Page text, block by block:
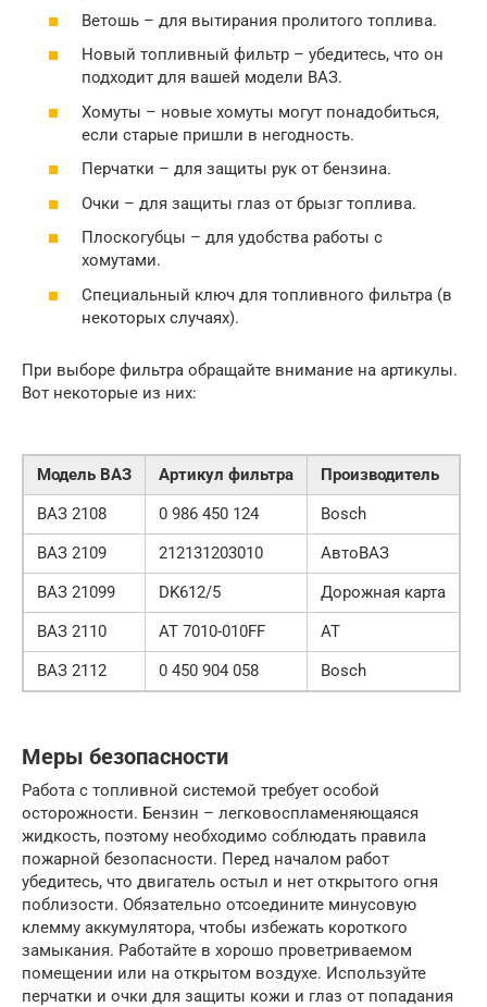
Ветошь – для вытирания пролитого топлива.
Новый топливный фильтр – убедитесь, что он
подходит для вашей модели ВАЗ.
Хомуты – новые хомуты могут понадобиться,
если старые пришли в негодность.
Перчатки – для защиты рук от бензина.
Очки – для защиты глаз от брызг топлива.
Плоскогубцы – для удобства работы с
хомутами.
Специальный ключ для топливного фильтра (в
некоторых случаях).
При выборе фильтра обращайте внимание на артикулы.
Вот некоторые из них:
Модель ВАЗ Артикул фильтра
Производитель
ВАЗ 2108
0 986 450 124
Bosch
ВАЗ 2109
212131203010
АвтоВАЗ
ВАЗ 21099
DK612/5
Дорожная карта
ВАЗ 2110
AT 7010-010FF
AT
ВАЗ 2112
0 450 904 058 Bosch
Меры безопасности
Работа с топливной системой требует особой
осторожности. Бензин – легковоспламеняющаяся
жидкость, поэтому необходимо соблюдать правила
пожарной безопасности. Перед началом работ
убедитесь, что двигатель остыл и нет открытого огня
поблизости. Обязательно отсоедините минусовую
клемму аккумулятора, чтобы избежать короткого
замыкания. Работайте в хорошо проветриваемом
помещении или на открытом воздухе. Используйте
перчатки и очки для защиты кожи и глаз от попадания